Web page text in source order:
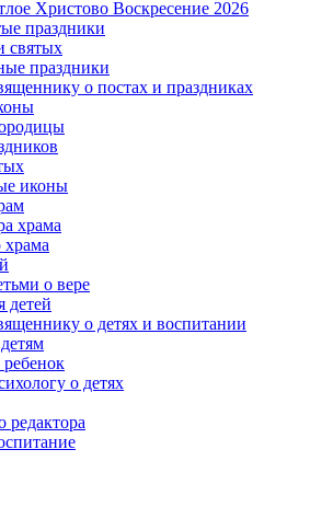
Христово Воскресение 2026
праздники
святых
праздники
о постах и праздниках
иконы
храма
храма
о вере
детей
о детях и воспитании
ребенок
о детях
редактора